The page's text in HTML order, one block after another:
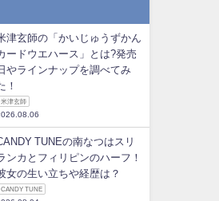
津玄師の「かいじゅうずかん
ードウエハース」とは?発売
やラインナップを調べてみ
！
米津玄師
TUNEの南なつはスリ
ンカとフィリピンのハーフ！
女の生い立ちや経歴は？
CANDY TUNE